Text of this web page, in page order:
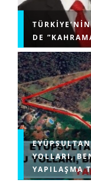
DE
YOLLARI,
YAPILAŞMA